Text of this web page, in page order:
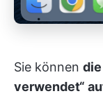
Sie können
verwendet“